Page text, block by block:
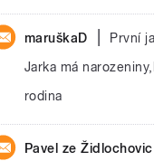
maruškaD
První
Jarka má
rodina
Pavel ze Židlochovic